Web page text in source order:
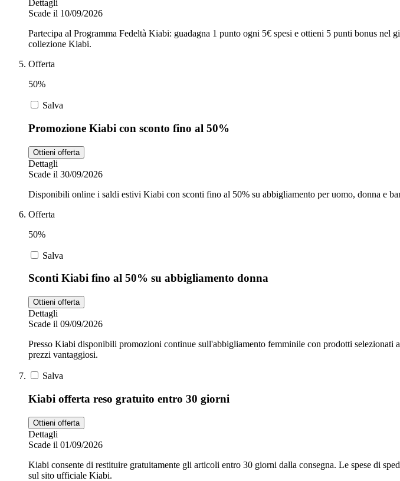
Dettagli
Scade il 10/09/2026
Partecipa al Programma Fedeltà Kiabi: guadagna 1 punto ogni 5€ spesi e ottieni 5 punti bonus
collezione Kiabi.
Offerta
50%
Salva
Promozione Kiabi con sconto fino al 50%
Ottieni offerta
Dettagli
Scade il 30/09/2026
Disponibili online i saldi estivi Kiabi con sconti fino al 50% su abbigliamento per uomo, donna e
Offerta
50%
Salva
Sconti Kiabi fino al 50% su abbigliamento donna
Ottieni offerta
Dettagli
Scade il 09/09/2026
Presso Kiabi disponibili promozioni continue sull'abbigliamento femminile con prodotti
prezzi vantaggiosi.
Salva
Kiabi offerta reso gratuito entro 30 giorni
Ottieni offerta
Dettagli
Scade il 01/09/2026
Kiabi consente di restituire gratuitamente gli articoli entro 30 giorni dalla consegna. Le spese di
sul sito ufficiale Kiabi.